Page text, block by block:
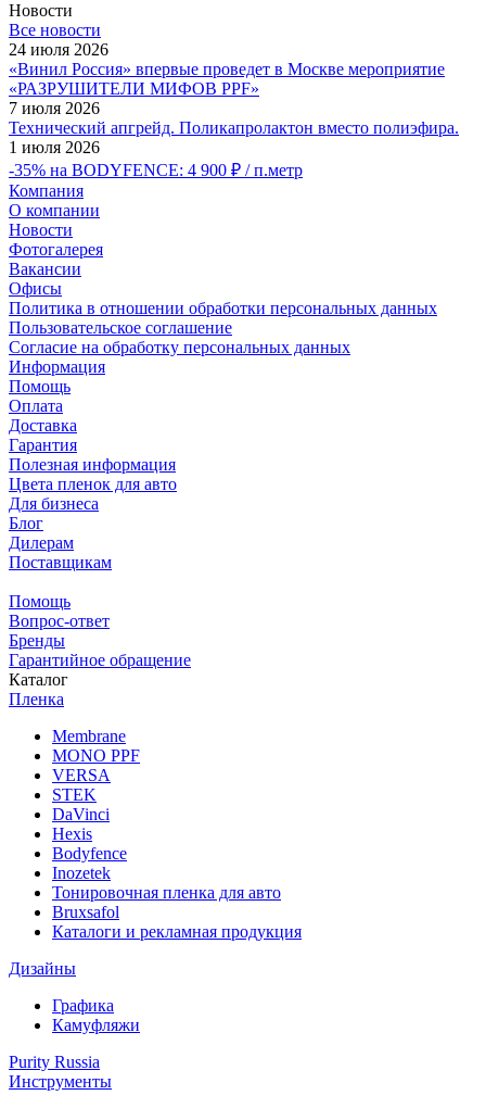
Новости
Все новости
24 июля 2026
«Винил Россия» впервые проведет в Москве мероприятие
«РАЗРУШИТЕЛИ МИФОВ PPF»
7 июля 2026
Технический апгрейд. Поликапролактон вместо полиэфира.
1 июля 2026
-35% на BODYFENCE: 4 900 ₽ / п.метр
Компания
О компании
Новости
Фотогалерея
Вакансии
Офисы
Политика в отношении обработки персональных данных
Пользовательское соглашение
Согласие на обработку персональных данных
Информация
Помощь
Оплата
Доставка
Гарантия
Полезная информация
Цвета пленок для авто
Для бизнеса
Блог
Дилерам
Поставщикам
Помощь
Вопрос-ответ
Бренды
Гарантийное обращение
Каталог
Пленка
Membrane
MONO PPF
VERSA
STEK
DaVinci
Hexis
Bodyfence
Inozetek
Тонировочная пленка для авто
Bruxsafol
Каталоги и рекламная продукция
Дизайны
Графика
Камуфляжи
Purity Russia
Инструменты